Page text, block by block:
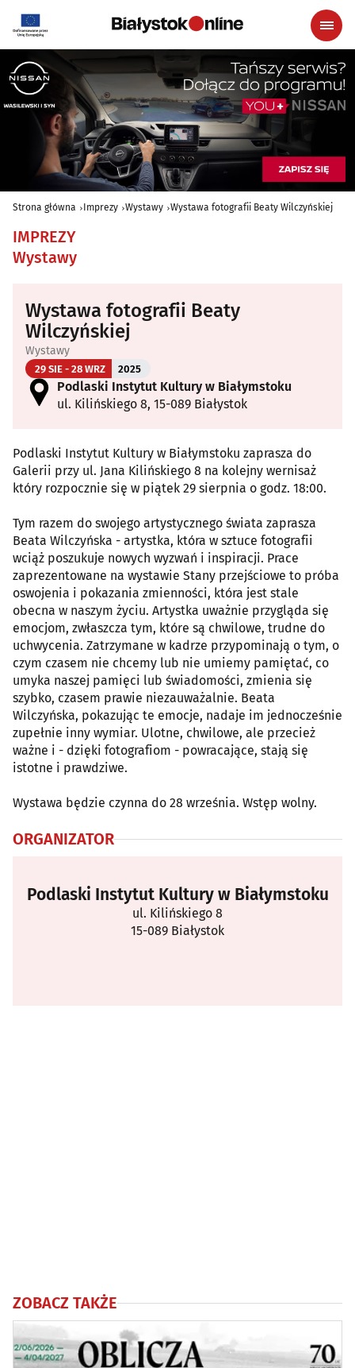
Strona główna Imprezy Wystawy Wystawa fotografii Beaty Wilczyńskiej
IMPREZY
Wystawy
Wystawa fotografii Beaty
Wilczyńskiej
Wystawy
29 SIE - 28 WRZ 2025
Podlaski Instytut Kultury w Białymstoku
ul. Kilińskiego 8, 15-089 Białystok
Podlaski Instytut Kultury w Białymstoku zaprasza do
Galerii przy ul. Jana Kilińskiego 8 na kolejny wernisaż
który rozpocznie się w piątek 29 sierpnia o godz. 18:00.
Tym razem do swojego artystycznego świata zaprasza
Beata Wilczyńska - artystka, która w sztuce fotografii
wciąż poszukuje nowych wyzwań i inspiracji. Prace
zaprezentowane na wystawie Stany przejściowe to próba
oswojenia i pokazania zmienności, która jest stale
obecna w naszym życiu. Artystka uważnie przygląda się
emocjom, zwłaszcza tym, które są chwilowe, trudne do
uchwycenia. Zatrzymane w kadrze przypominają o tym, o
czym czasem nie chcemy lub nie umiemy pamiętać, co
umyka naszej pamięci lub świadomości, zmienia się
szybko, czasem prawie niezauważalnie. Beata
Wilczyńska, pokazując te emocje, nadaje im jednocześnie
zupełnie inny wymiar. Ulotne, chwilowe, ale przecież
ważne i - dzięki fotografiom - powracające, stają się
istotne i prawdziwe.
Wystawa będzie czynna do 28 września. Wstęp wolny.
ORGANIZATOR
Podlaski Instytut Kultury w Białymstoku
ul. Kilińskiego 8
15-089 Białystok
ZOBACZ TAKŻE